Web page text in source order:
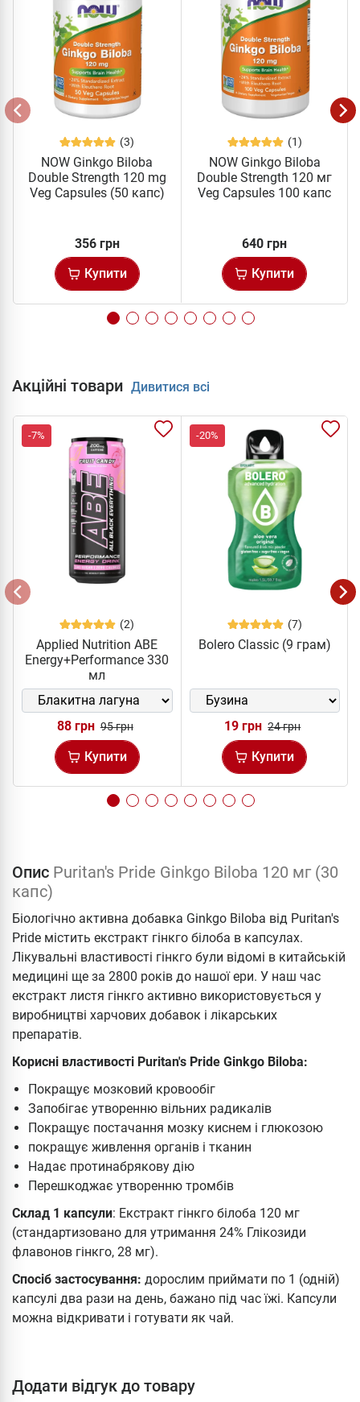
(3)
NOW Ginkgo Biloba
Double Strength 120 mg
Veg Capsules (50 капс)
356 грн
Купити
(1)
NOW Ginkgo Biloba
Double Strength 120 мг
Veg Capsules 100 капс
640 грн
Купити
Акційні товари Дивитися всі
-7%
(2)
Applied Nutrition ABE
Energy+Performance 330
мл
88 грн 95 грн
Купити
-20%
(7)
Bolero Classic (9 грам)
19 грн 24 грн
Купити
Опис Puritan's Pride Ginkgo Biloba 120 мг (30
капс)
Біологічно активна добавка Ginkgo Biloba від Puritan's
Pride містить екстракт гінкго білоба в капсулах.
Лікувальні властивості гінкго були відомі в китайській
медицині ще за 2800 років до нашої ери. У наш час
екстракт листя гінкго активно використовується у
виробництві харчових добавок і лікарських
препаратів.
Корисні властивості Puritan's Pride Ginkgo Biloba:
Покращує мозковий кровообіг
Запобігає утворенню вільних радикалів
Покращує постачання мозку киснем і глюкозою
покращує живлення органів і тканин
Надає протинабрякову дію
Перешкоджає утворенню тромбів
Склад 1 капсули: Екстракт гінкго білоба 120 мг
(стандартизовано для утримання 24% Глікозиди
флавонов гінкго, 28 мг).
Спосіб застосування: дорослим приймати по 1 (одній)
капсулі два рази на день, бажано під час їжі. Капсули
можна відкривати і готувати як чай.
Додати відгук до товару